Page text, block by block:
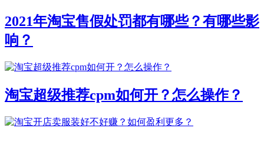
2021年淘宝售假处罚都有哪些？有哪些影
响？
淘宝超级推荐cpm如何开？怎么操作？